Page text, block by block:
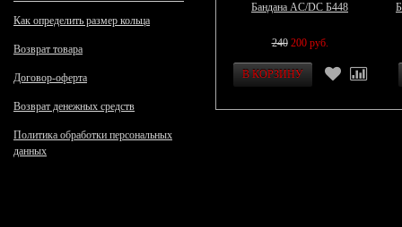
Как определить размер кольца
Возврат товара
Договор-оферта
Возврат денежных средств
Политика обработки персональных
данных
Бандана AC/DC Б448
240 200 руб.